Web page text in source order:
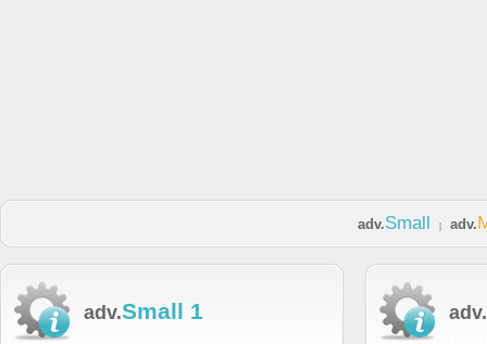
adv.Small adv.
adv.Small 1 adv.